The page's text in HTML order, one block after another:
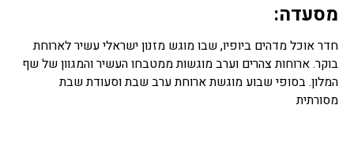
מסעדה:
חדר אוכל מדהים ביופיו, שבו מוגש מזנון ישראלי עשיר לארוחת
בוקר. ארוחות צהרים וערב מוגשות ממטבחו העשיר והמגוון של שף
המלון. בסופי שבוע מוגשת ארוחת ערב שבת וסעודת שבת
מסורתית